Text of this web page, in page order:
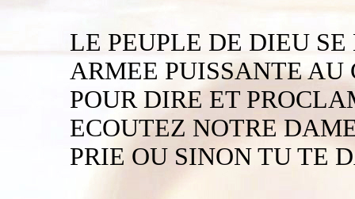
LE PEUPLE DE DIEU
ARMEE PUISSANTE
POUR DIRE ET
ECOUTEZ NOTRE
PRIE OU SINON TU TE